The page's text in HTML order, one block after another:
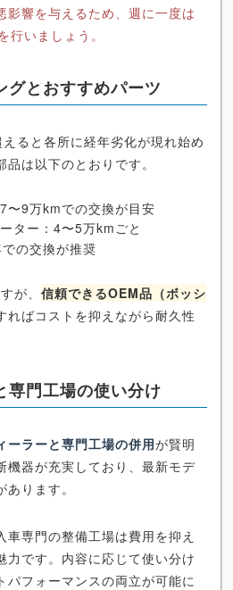
影響を与えるため、週に一度は
いましょう。
グとおすすめパーツ
ると各所に経年劣化が現れ始め
は以下のとおりです。
〜9万kmでの交換が目安
ター：4〜5万kmごと
の交換が推奨
が、 信頼できるOEM品（ボッシ
ればコストを抑えながら耐久性
専門工場の使い分け
ーラーと専門工場の併用が賢明
機器が充実しており、最新モデ
ります。
専門の整備工場は費用を抑え
力です。内容に応じて使い分け
パフォーマンスの両立が可能に